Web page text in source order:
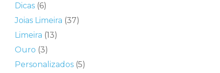
Dicas (6)
Joias Limeira (37)
Limeira (13)
Ouro (3)
Personalizados (5)